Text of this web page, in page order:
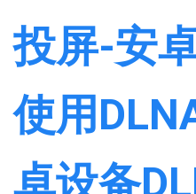
投屏-安
使用
卓设备